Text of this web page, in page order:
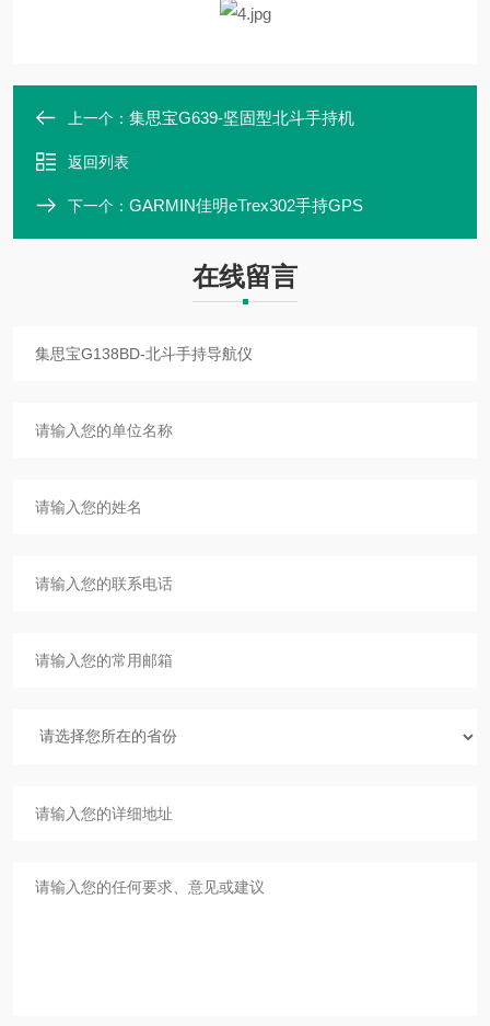
上一个： 集思宝G639-坚固型北斗手持机
返回列表
下一个： GARMIN佳明eTrex302手持GPS
在线留言